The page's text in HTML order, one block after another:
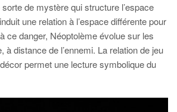
de mystère qui structure l’espace
une relation à l’espace différente pour
ce danger, Néoptolème évolue sur les
à distance de l’ennemi. La relation de jeu
permet une lecture symbolique du